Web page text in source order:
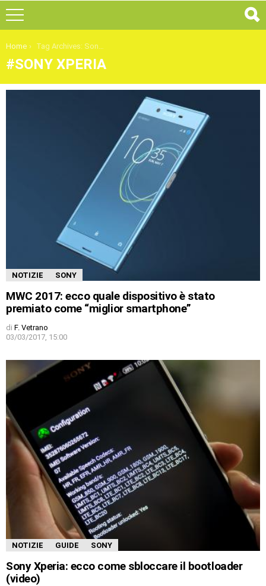
You are here:
Home Tag Archives: Sony Xperia
SONY XPERIA
NOTIZIE SONY
MWC 2017: ecco quale dispositivo è stato
premiato come “miglior smartphone”
di F. Vetrano
03/03/2017, 15:00
NOTIZIE GUIDE SONY
Sony Xperia: ecco come sbloccare il bootloader
(video)